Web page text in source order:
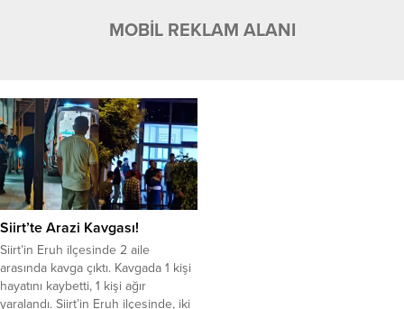
MOBİL REKLAM ALANI
Siirt’te Arazi Kavgası!
Siirt’in Eruh ilçesinde 2 aile
arasında kavga çıktı. Kavgada 1 kişi
hayatını kaybetti, 1 kişi ağır
yaralandı. Siirt’in Eruh ilçesinde, iki